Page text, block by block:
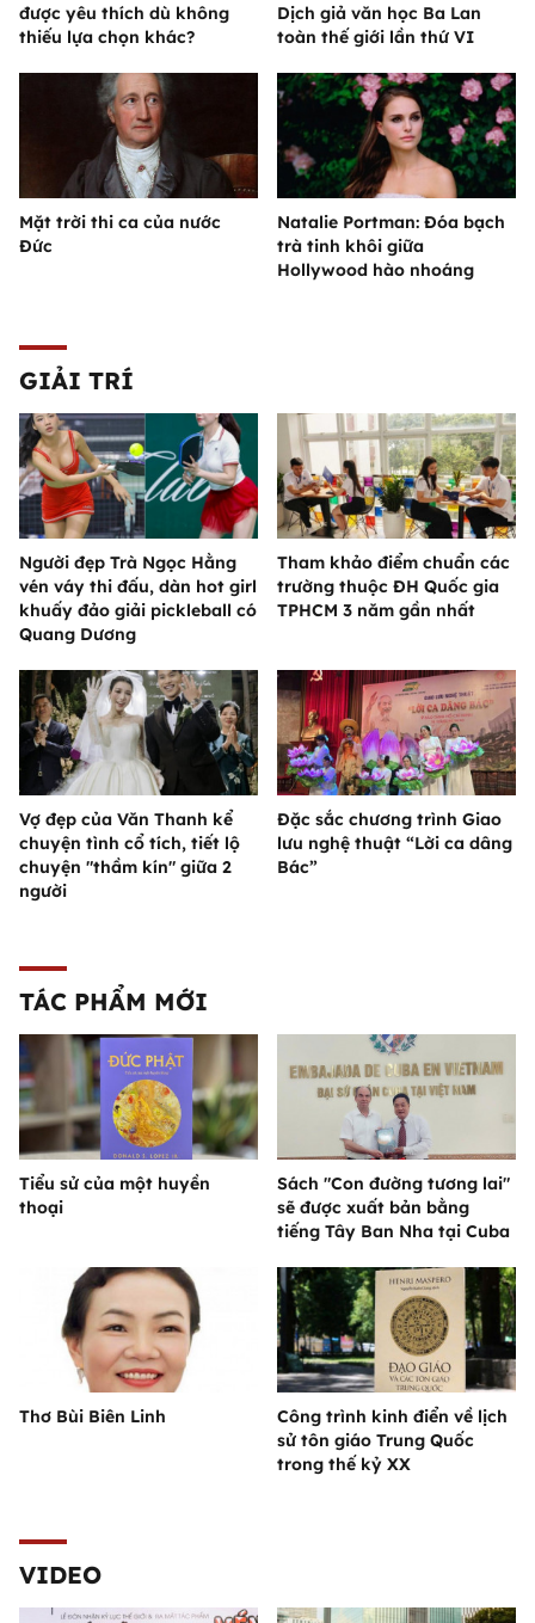
được yêu thích dù không
thiếu lựa chọn khác?
Dịch giả văn học Ba Lan
toàn thế giới lần thứ VI
Mặt trời thi ca của nước
Đức
Natalie Portman: Đóa bạch
trà tinh khôi giữa
Hollywood hào nhoáng
GIẢI TRÍ
Người đẹp Trà Ngọc Hằng
vén váy thi đấu, dàn hot girl
khuấy đảo giải pickleball có
Quang Dương
Tham khảo điểm chuẩn các
trường thuộc ĐH Quốc gia
TPHCM 3 năm gần nhất
Vợ đẹp của Văn Thanh kể
chuyện tình cổ tích, tiết lộ
chuyện "thầm kín" giữa 2
người
Đặc sắc chương trình Giao
lưu nghệ thuật “Lời ca dâng
Bác”
TÁC PHẨM MỚI
Tiểu sử của một huyền
thoại
Sách "Con đường tương lai"
sẽ được xuất bản bằng
tiếng Tây Ban Nha tại Cuba
Thơ Bùi Biên Linh
Công trình kinh điển về lịch
sử tôn giáo Trung Quốc
trong thế kỷ XX
VIDEO